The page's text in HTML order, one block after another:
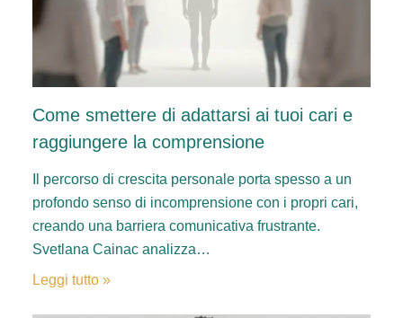
Come smettere di adattarsi ai tuoi cari e
raggiungere la comprensione
Il percorso di crescita personale porta spesso a un
profondo senso di incomprensione con i propri cari,
creando una barriera comunicativa frustrante.
Svetlana Cainac analizza…
Leggi tutto »